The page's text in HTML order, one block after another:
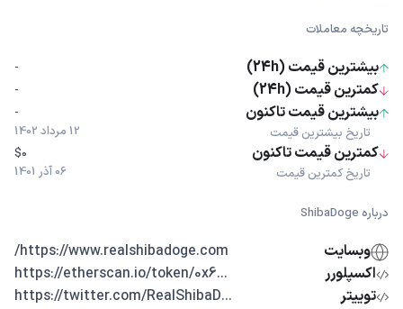
تاریخچه معاملات
بیشترین قیمت (24h) -
کمترین قیمت (24h) -
بیشترین قیمت تاکنون
تاریخ بیشترین قیمت
-
12 مرداد 1402
کمترین قیمت تاکنون
تاریخ کمترین قیمت
$0
06 آذر 1401
درباره ShibaDoge
وبسایت
https://www.realshibadoge.com/
اکسپلورر
...https://etherscan.io/token/0x6
توییتر
...https://twitter.com/RealShibaD